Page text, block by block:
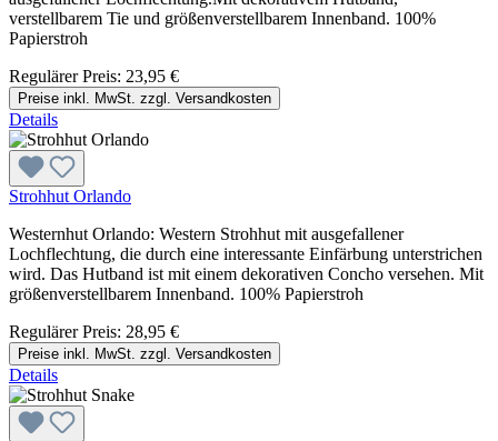
verstellbarem Tie und größenverstellbarem Innenband. 100%
Papierstroh
Regulärer Preis: 23,95 €
Preise inkl. MwSt. zzgl. Versandkosten
Details
Strohhut Orlando
Westernhut Orlando: Western Strohhut mit ausgefallener
Lochflechtung, die durch eine interessante Einfärbung unterstrichen
wird. Das Hutband ist mit einem dekorativen Concho versehen. Mit
größenverstellbarem Innenband. 100% Papierstroh
Regulärer Preis: 28,95 €
Preise inkl. MwSt. zzgl. Versandkosten
Details